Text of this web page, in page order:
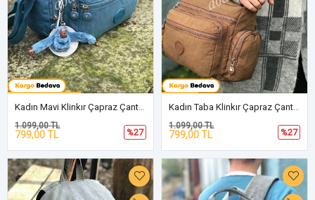
799,00 TL
1.099,00 TL
%27 799,00 TL
1.099,00 TL
%27